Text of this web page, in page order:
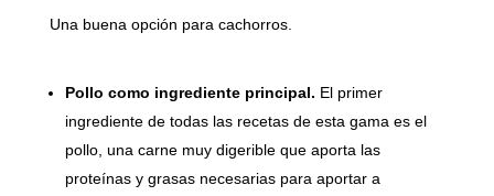
Una buena opción para cachorros.
Pollo como ingrediente principal. El primer
ingrediente de todas las recetas de esta gama es el
pollo, una carne muy digerible que aporta las
proteínas y grasas necesarias para aportar a